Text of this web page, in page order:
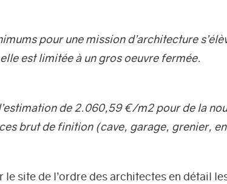
pour une mission d’architecture
est limitée à un gros oeuvre fermée.
de 2.060,59 €/m2 pour de la
brut de finition (cave, garage, grenier,
le site de l’ordre des architectes en détail